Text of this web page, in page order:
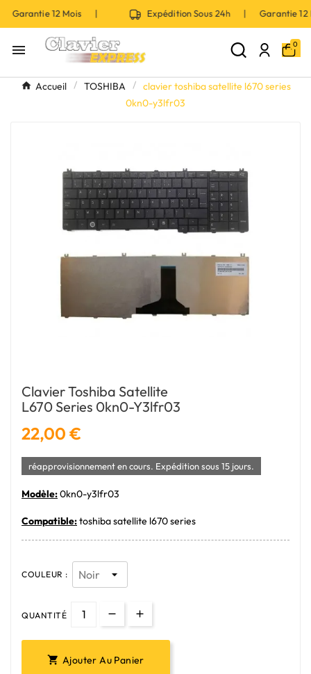
Garantie 12 Mois | Expédition Sous 24h | Garantie
 0
Accueil TOSHIBA
clavier toshiba satellite l670 series
0kn0-y3lfr03
Clavier Toshiba Satellite
L670 Series 0kn0-Y3lfr03
22,00 €
réapprovisionnement en cours. Expédition sous 15 jours.
Modèle:0kn0-y3lfr03
Compatible:toshiba satellite l670 series
COULEUR :
QUANTITÉ
 Ajouter Au Panier